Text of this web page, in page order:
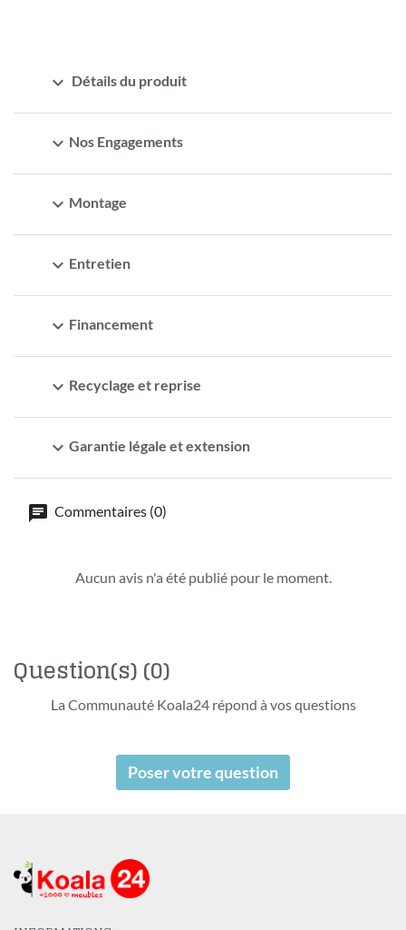
expand_more Détails du produit
expand_more Nos Engagements
expand_more Montage
expand_more Entretien
expand_more Financement
expand_more Recyclage et reprise
expand_more Garantie légale et extension
Commentaires (0)
Aucun avis n'a été publié pour le moment.
Question(s)(0)
La Communauté Koala24 répond à vos questions
Poser votre question